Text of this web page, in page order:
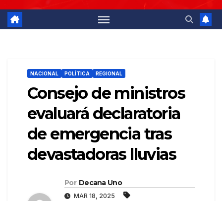
NACIONAL POLÍTICA REGIONAL
Consejo de ministros
evaluará declaratoria
de emergencia tras
devastadoras lluvias
Por Decana Uno
MAR 18, 2025